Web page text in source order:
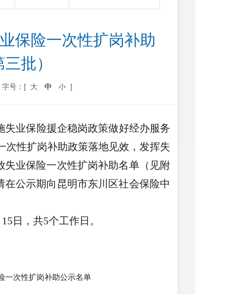
保险一次性扩岗补助
批）
字号：[ 大 中 小 ]
业保险援企稳岗政策做好经办服务
次性扩岗补助政策落地见效，发挥失
业保险一次性扩岗补助名单（见附
在公示期向昆明市东川区社会保险中
15 日，共5个工作日。
一次性扩岗补助公示名单